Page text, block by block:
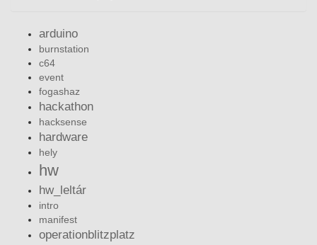
arduino
burnstation
c64
event
fogashaz
hackathon
hacksense
hardware
hely
hw
hw_leltár
intro
manifest
operationblitzplatz